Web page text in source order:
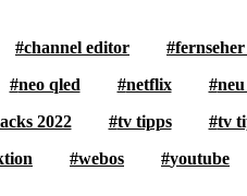
channel editor
neo qled netflix neu
2022 tv tipps tv
webos
youtube